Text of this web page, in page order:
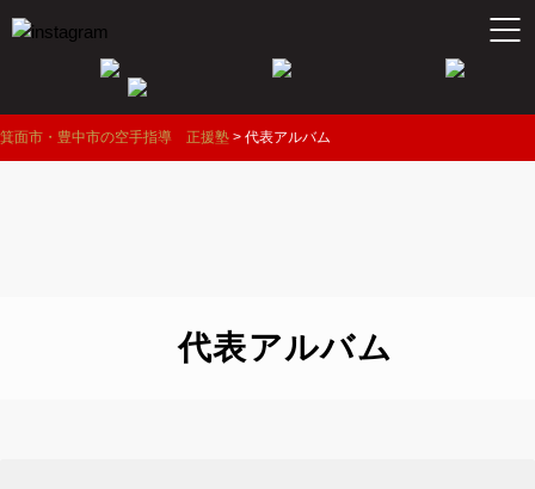
箕面市・豊中市の空手指導 正援塾 > 代表アルバム
代表アルバム